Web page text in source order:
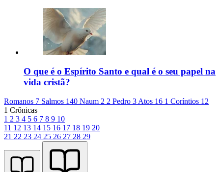
O que é o Espírito Santo e qual é o seu papel na
vida cristã?
Romanos 7 Salmos 140 Naum 2 2 Pedro 3 Atos 16 1 Coríntios 12
1 Crônicas
1 2 3 4 5 6 7 8 9 10
11 12 13 14 15 16 17 18 19 20
21 22 23 24 25 26 27 28 29